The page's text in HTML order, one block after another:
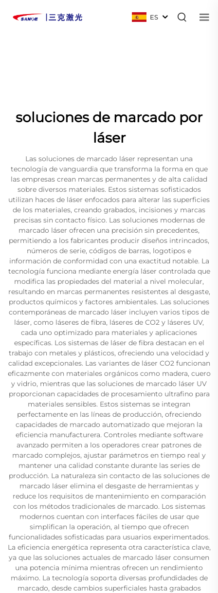
ES
soluciones de marcado por
láser
Las soluciones de marcado láser representan una
tecnología de vanguardia que transforma la forma en que
las empresas crean marcas permanentes y de alta calidad
sobre diversos materiales. Estos sistemas sofisticados
utilizan haces de láser enfocados para alterar las superficies
de los materiales, creando grabados, incisiones y marcas
precisas sin contacto físico. Las soluciones modernas de
marcado láser ofrecen una precisión sin precedentes,
permitiendo a los fabricantes producir diseños intrincados,
números de serie, códigos de barras, logotipos e
información de conformidad con una exactitud notable. La
tecnología funciona mediante energía láser controlada que
modifica las propiedades del material a nivel molecular,
resultando en marcas permanentes resistentes al desgaste,
productos químicos y factores ambientales. Las soluciones
contemporáneas de marcado láser incluyen varios tipos de
láser, como láseres de fibra, láseres de CO2 y láseres UV,
cada uno optimizado para materiales y aplicaciones
específicas. Los sistemas de láser de fibra destacan en el
trabajo con metales y plásticos, ofreciendo una velocidad y
calidad excepcionales. Las variantes de láser CO2 funcionan
eficazmente con materiales orgánicos como madera, cuero
y vidrio, mientras que las soluciones de marcado láser UV
proporcionan capacidades de procesamiento ultrafino para
materiales sensibles. Estos sistemas se integran
perfectamente en las líneas de producción, ofreciendo
capacidades de marcado automatizado que mejoran la
eficiencia manufacturera. Controles mediante software
avanzado permiten a los operadores crear patrones de
marcado complejos, ajustar parámetros en tiempo real y
mantener una calidad constante durante las series de
producción. La naturaleza sin contacto de las soluciones de
marcado láser elimina el desgaste de herramientas y
reduce los requisitos de mantenimiento en comparación
con los métodos tradicionales de marcado. Los sistemas
modernos cuentan con interfaces fáciles de usar que
simplifican la operación, al tiempo que ofrecen
funcionalidades sofisticadas para usuarios experimentados.
La eficiencia energética representa otra característica clave,
ya que las soluciones actuales de marcado láser consumen
una potencia mínima mientras ofrecen un rendimiento
máximo. La tecnología soporta diversas profundidades de
marcado, desde cambios superficiales hasta grabados